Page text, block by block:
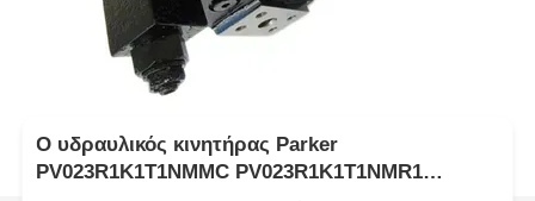
Ο υδραυλικός κινητήρας Parker
PV023R1K1T1NMMC PV023R1K1T1NMR1